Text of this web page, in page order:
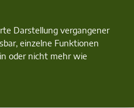
Darstellung vergangener
einzelne Funktionen
oder nicht mehr wie